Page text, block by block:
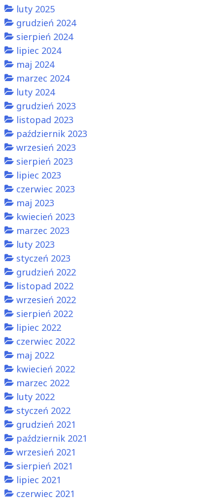
luty 2025
grudzień 2024
sierpień 2024
lipiec 2024
maj 2024
marzec 2024
luty 2024
grudzień 2023
listopad 2023
październik 2023
wrzesień 2023
sierpień 2023
lipiec 2023
czerwiec 2023
maj 2023
kwiecień 2023
marzec 2023
luty 2023
styczeń 2023
grudzień 2022
listopad 2022
wrzesień 2022
sierpień 2022
lipiec 2022
czerwiec 2022
maj 2022
kwiecień 2022
marzec 2022
luty 2022
styczeń 2022
grudzień 2021
październik 2021
wrzesień 2021
sierpień 2021
lipiec 2021
czerwiec 2021